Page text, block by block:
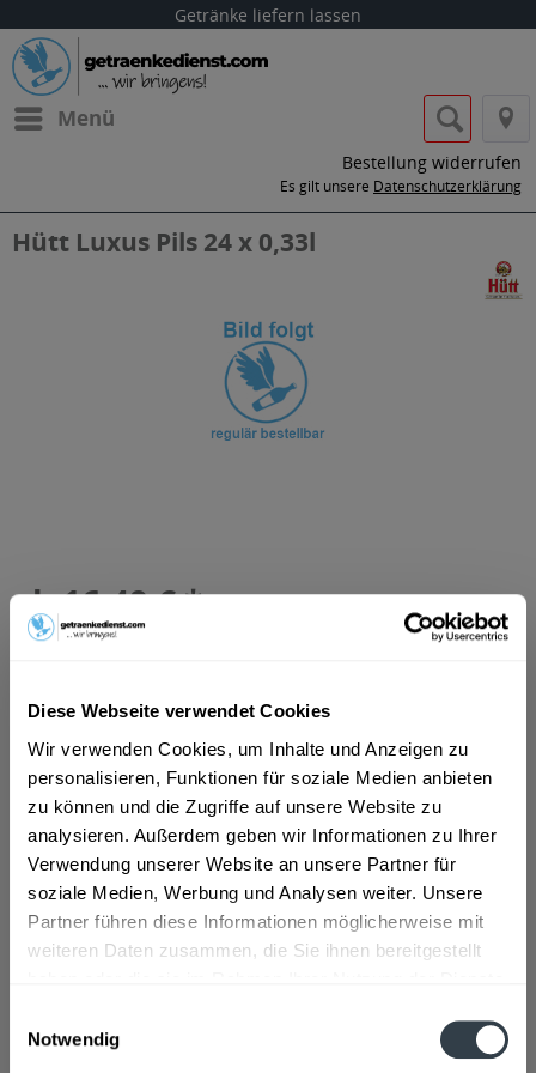
Diese Webseite verwendet Cookies
Wir verwenden Cookies, um Inhalte und Anzeigen zu
personalisieren, Funktionen für soziale Medien anbieten
zu können und die Zugriffe auf unsere Website zu
analysieren. Außerdem geben wir Informationen zu Ihrer
Verwendung unserer Website an unsere Partner für
soziale Medien, Werbung und Analysen weiter. Unsere
Partner führen diese Informationen möglicherweise mit
weiteren Daten zusammen, die Sie ihnen bereitgestellt
Notwendig
Getränke liefern lassen
Menü
Bestellung widerrufen
Es gilt unsere Datenschutzerklärung
Hütt Luxus Pils 24 x 0,33l
ab 16,49 € *
Inhalt:7.92 Liter (2,08 € * / 1 Liter)
MEHRWEG
+3,42 € Pfand
In denWarenkorb
Artikel-Nr.:
27719
Verfügbar in:
Beschreibung